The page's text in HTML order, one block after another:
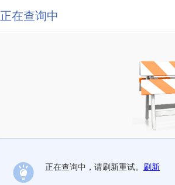
正在查询中
正在查询中，请刷新重试。 刷新